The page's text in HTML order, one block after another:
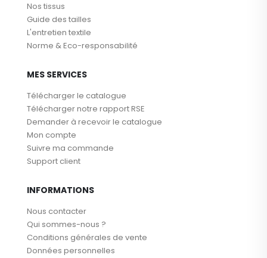
Nos tissus
Guide des tailles
L'entretien textile
Norme & Eco-responsabilité
MES SERVICES
Télécharger le catalogue
Télécharger notre rapport RSE
Demander à recevoir le catalogue
Mon compte
Suivre ma commande
Support client
INFORMATIONS
Nous contacter
Qui sommes-nous ?
Conditions générales de vente
Données personnelles